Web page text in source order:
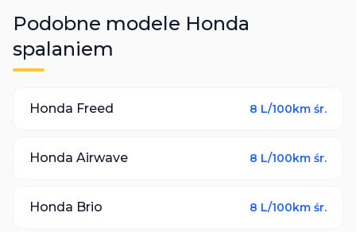
Podobne modele Honda
spalaniem
Honda Freed 8 L/100km śr.
Honda Airwave 8 L/100km śr.
Honda Brio 8 L/100km śr.